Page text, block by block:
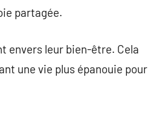
partagée.
envers leur bien-être. Cela
une vie plus épanouie pour